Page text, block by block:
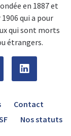
en 1887 et
qui a pour
qui sont morts
étrangers.
Contact
Nos statuts